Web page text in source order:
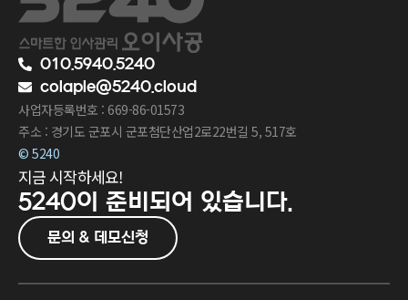
010.5940.5240
colaple@5240.cloud
사업자등록번호 : 669-86-01573
주소 : 경기도 군포시 군포첨단산업2로22번길 5, 517호
© 5240
지금 시작하세요!
5240이 준비되어 있습니다.
문의 & 데모신청